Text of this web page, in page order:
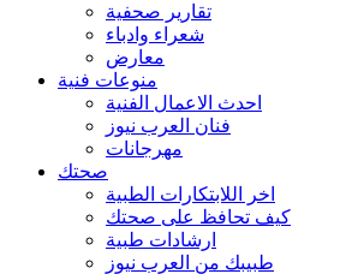
تقارير صحفية
شعراء وادباء
معارض
منوعات فنية
احدث الاعمال الفنية
فنان العرب نيوز
مهرجانات
صحتك
اخر اللابتكارات الطبية
كيف تحافظ على صحتك
ارشادات طبية
طبيبك من العرب نيوز